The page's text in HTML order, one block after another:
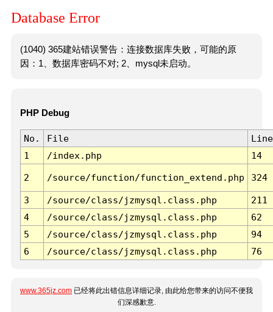
Database Error
(1040) 365建站错误警告：连接数据库失败，可能的原
因：1、数据库密码不对; 2、mysql未启动。
PHP Debug
No. File
Line
1
/index.php 14
2 /source/function/function_extend.php 324
3 /source/class/jzmysql.class.php
211
4
/source/class/jzmysql.class.php
62
5
/source/class/jzmysql.class.php
94
6
/source/class/jzmysql.class.php 76
www.365jz.com 已经将此出错信息详细记录, 由此给您带来的访问不便我
们深感歉意.